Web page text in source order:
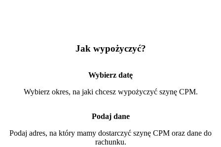
Jak wypożyczyć?
Wybierz datę
Wybierz okres, na jaki chcesz wypożyczyć szynę CPM.
Podaj dane
Podaj adres, na który mamy dostarczyć szynę CPM oraz dane do
rachunku.